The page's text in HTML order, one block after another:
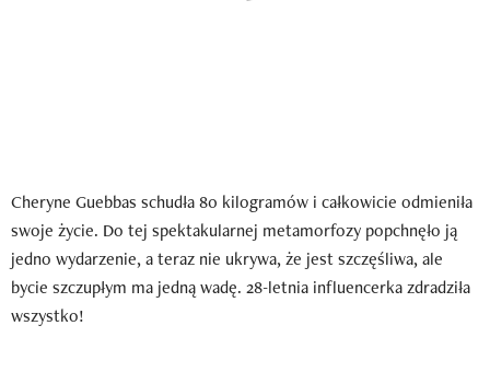
Cheryne Guebbas schudła 80 kilogramów i całkowicie odmieniła
swoje życie. Do tej spektakularnej metamorfozy popchnęło ją
jedno wydarzenie, a teraz nie ukrywa, że jest szczęśliwa, ale
bycie szczupłym ma jedną wadę. 28-letnia influencerka zdradziła
wszystko!